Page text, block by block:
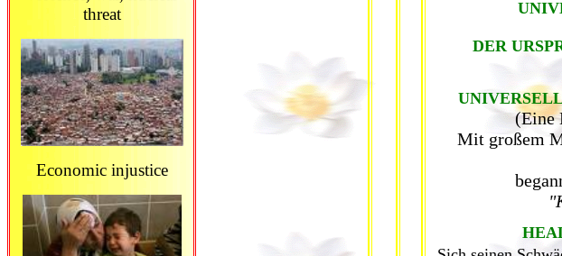
threat
Economic injustice
DER
(Eine
Mit großem